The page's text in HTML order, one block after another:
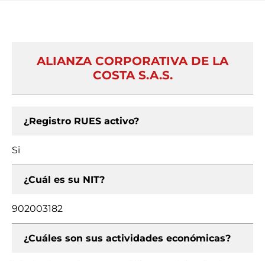
ALIANZA CORPORATIVA DE LA
COSTA S.A.S.
¿Registro RUES activo?
Si
¿Cuál es su NIT?
902003182
¿Cuáles son sus actividades económicas?